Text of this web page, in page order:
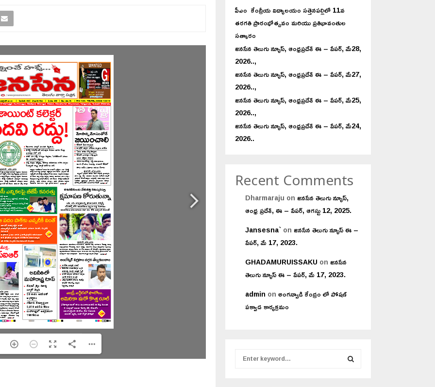
పీఎం కేంద్రీయ విద్యాలయం సత్తెనపల్లిలో 11వ
తరగతి ప్రారంభోత్సవం మరియు ప్రతిభావంతుల
సత్కారం
జనసేన తెలుగు న్యూస్, ఆంధ్రప్రదేశ్ ఈ – పేపర్, మే28,
2026..,
జనసేన తెలుగు న్యూస్, ఆంధ్రప్రదేశ్ ఈ – పేపర్, మే27,
2026..,
జనసేన తెలుగు న్యూస్, ఆంధ్రప్రదేశ్ ఈ – పేపర్, మే25,
2026..,
జనసేన తెలుగు న్యూస్, ఆంధ్రప్రదేశ్ ఈ – పేపర్, మే24,
2026..
Recent Comments
Dharmaraju onజనసేన తెలుగు న్యూస్,
ఆంధ్ర ప్రదేశ్, ఈ – పేపర్, ఆగస్టు 12, 2025.
Jansesna`onజనసేన తెలుగు న్యూస్ ఈ –
పేపర్, మే 17, 2023.
GHADAMURUISSAKU onజనసేన
తెలుగు న్యూస్ ఈ – పేపర్, మే 17, 2023.
admin onఅంగన్వాడి కేంద్రం లో పోషణ్
పక్వాడ కార్యక్రమం